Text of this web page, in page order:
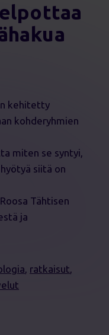
kehitetty
kohderyhmien
miten se syntyi,
siitä on
Tähtisen
ja
, ratkaisut